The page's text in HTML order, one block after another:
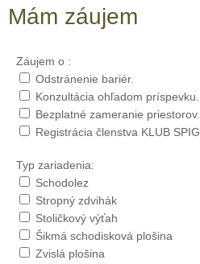
Mám záujem
Záujem o :
Odstránenie bariér.
Konzultácia ohľadom príspevku.
Bezplatné zameranie priestorov.
Registrácia členstva KLUB SPIG.
Typ zariadenia:
Schodolez
Stropný zdvihák
Stoličkový výťah
Šikmá schodisková plošina
Zvislá plošina